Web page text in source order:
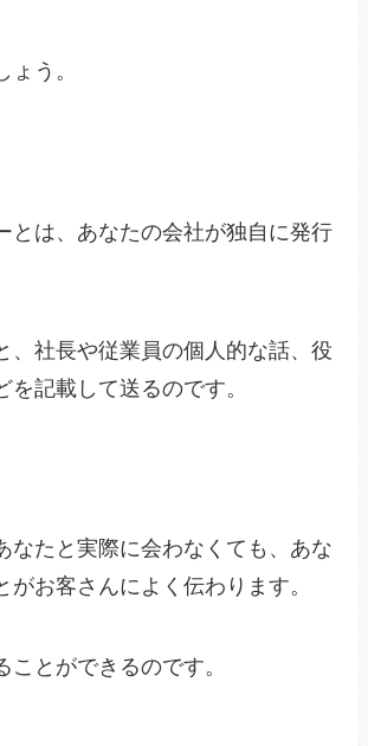
ょう。
とは、あなたの会社が独自に発行
、社長や従業員の個人的な話、役
を記載して送るのです。
なたと実際に会わなくても、あな
がお客さんによく伝わります。
ことができるのです。